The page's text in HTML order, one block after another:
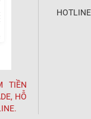
TIỀN
HỖ